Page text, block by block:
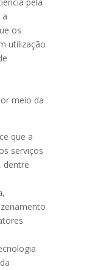
a
os
utilização
meio da
que a
serviços
dentre